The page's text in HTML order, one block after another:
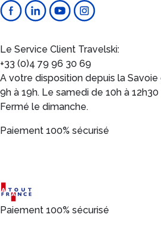
Le Service Client Travelski:
+33 (0)4 79 96 30 69
A votre disposition depuis la
9h à 19h. Le samedi de 10h à
Fermé le dimanche.
Paiement 100% sécurisé
Paiement 100% sécurisé